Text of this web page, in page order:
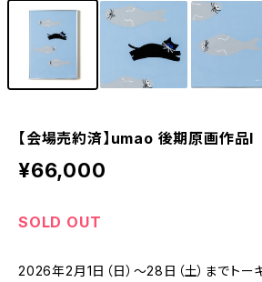
【会場売約済】umao 後期原画作
¥66,000
SOLD OUT
2026年2月1日（日）～28日（土）までトー